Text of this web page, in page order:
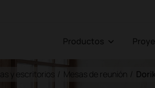
Productos
y escritorios / Mesas de reunión /